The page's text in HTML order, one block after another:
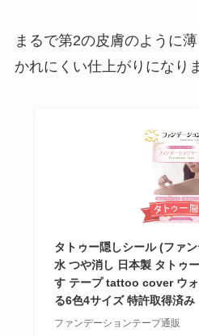
まるで第2の皮膚のように
かれにくい仕上がりになり
タトゥー隠しシール (ファ
水 つや消し 日本製 タトゥ
す テープ tattoo cover ウ
る6色4サイズ 特許取得済
ファンデーションテープ通販